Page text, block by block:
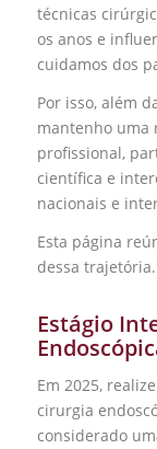
técnicas
os anos e
cuidamos dos
Por isso, além
mantenho uma
profissional,
científica e
nacionais e
Esta página
dessa trajetória.
Estágio
Em 2025,
cirurgia
considerado